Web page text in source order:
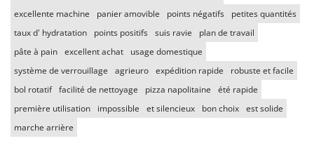
excellente machine
panier amovible points négatifs
petites quantités
taux d' hydratation
points positifs suis ravie
plan de travail
pâte à pain excellent achat
usage domestique
système de verrouillage
agrieuro expédition rapide
robuste et facile
bol rotatif facilité de nettoyage pizza napolitaine
été rapide
première utilisation
impossible et silencieux bon choix est solide
marche arrière